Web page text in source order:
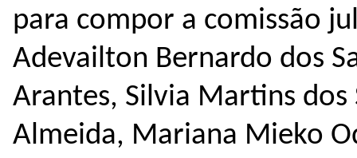
para compor a comissão
Adevailton Bernardo dos
Arantes, Silvia Martins
Almeida, Mariana Mieko